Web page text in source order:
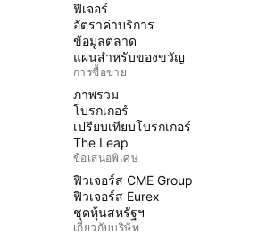
ฟีเจอร์
อัตราค่าบริการ
ข้อมูลตลาด
แผนสำหรับของขวัญ
การซื้อขาย
ภาพรวม
โบรกเกอร์
เปรียบเทียบโบรกเกอร์
The Leap
ข้อเสนอพิเศษ
ฟิวเจอร์ส CME Group
ฟิวเจอร์ส Eurex
ชุดหุ้นสหรัฐฯ
เกี่ยวกับบริษัท